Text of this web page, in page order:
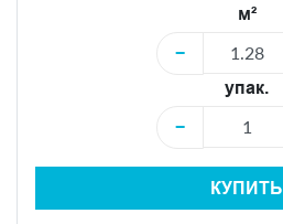
м²
−
упак.
−
КУПИТЬ